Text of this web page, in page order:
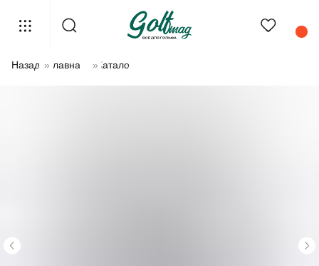
Назад »Главная »Каталог